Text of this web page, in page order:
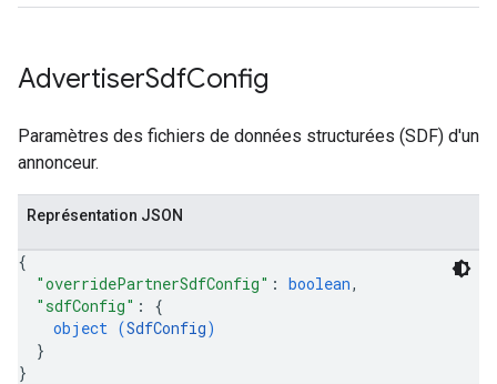
AdvertiserSdfConfig
Paramètres des fichiers de données structurées (SDF) d'un
annonceur.
Représentation JSON
{
"overridePartnerSdfConfig" : boolean,
"sdfConfig" : {
object (SdfConfig)
}
}